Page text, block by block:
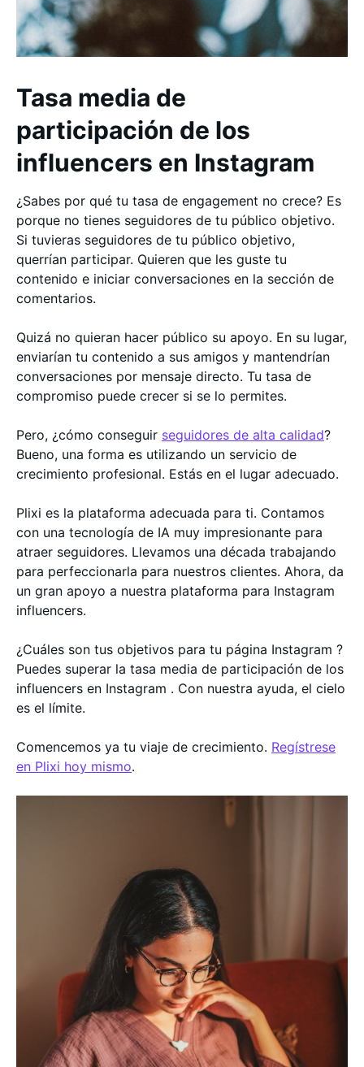
Tasa media de
participación de los
influencers en Instagram
¿Sabes por qué tu tasa de engagement no crece? Es
porque no tienes seguidores de tu público objetivo.
Si tuvieras seguidores de tu público objetivo,
querrían participar. Quieren que les guste tu
contenido e iniciar conversaciones en la sección de
comentarios.
Quizá no quieran hacer público su apoyo. En su lugar,
enviarían tu contenido a sus amigos y mantendrían
conversaciones por mensaje directo. Tu tasa de
compromiso puede crecer si se lo permites.
Pero, ¿cómo conseguir seguidores de alta calidad?
Bueno, una forma es utilizando un servicio de
crecimiento profesional. Estás en el lugar adecuado.
Plixi es la plataforma adecuada para ti. Contamos
con una tecnología de IA muy impresionante para
atraer seguidores. Llevamos una década trabajando
para perfeccionarla para nuestros clientes. Ahora, da
un gran apoyo a nuestra plataforma para Instagram
influencers.
¿Cuáles son tus objetivos para tu página Instagram ?
Puedes superar la tasa media de participación de los
influencers en Instagram . Con nuestra ayuda, el cielo
es el límite.
Comencemos ya tu viaje de crecimiento. Regístrese
en Plixi hoy mismo.